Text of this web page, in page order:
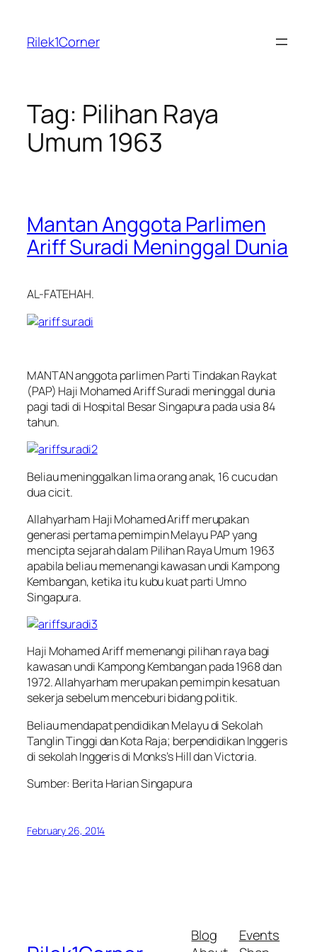
content
Rilek1Corner
Tag: Pilihan Raya
Umum 1963
Mantan Anggota Parlimen
Ariff Suradi Meninggal Dunia
AL-FATEHAH.
MANTAN anggota parlimen Parti Tindakan Raykat
(PAP) Haji Mohamed Ariff Suradi meninggal dunia
pagi tadi di Hospital Besar Singapura pada usia 84
tahun.
Beliau meninggalkan lima orang anak, 16 cucu dan
dua cicit.
Allahyarham Haji Mohamed Ariff merupakan
generasi pertama pemimpin Melayu PAP yang
mencipta sejarah dalam Pilihan Raya Umum 1963
apabila beliau memenangi kawasan undi Kampong
Kembangan, ketika itu kubu kuat parti Umno
Singapura.
Haji Mohamed Ariff memenangi pilihan raya bagi
kawasan undi Kampong Kembangan pada 1968 dan
1972. Allahyarham merupakan pemimpin kesatuan
sekerja sebelum menceburi bidang politik.
Beliau mendapat pendidikan Melayu di Sekolah
Tanglin Tinggi dan Kota Raja; berpendidikan Inggeris
di sekolah Inggeris di Monks’s Hill dan Victoria.
Sumber: Berita Harian Singapura
February 26, 2014
Blog
Events